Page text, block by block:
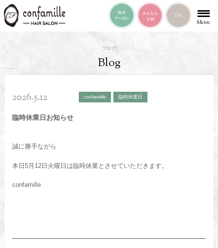
Menu
ブログ
Blog
2026.5.12 confamille 臨時休業日
臨時休業日お知らせ
誠に勝手ながら
本日5月12日火曜日は臨時休業とさせていただきます。
confamille